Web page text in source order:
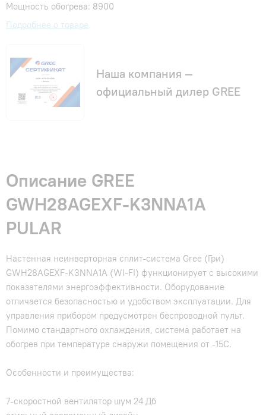
Мощность обогрева: 8900
Подробнее о товаре
Наша компания —
официальный дилер GREE
Описание GREE
GWH28AGEXF-K3NNA1A
PULAR
Настенная неинверторная сплит-система Gree (Гри)
GWH28AGEXF-K3NNA1A (WI-FI) функционирует с высокими
показателями энергоэффективности. Оборудование
отличается безопасностью и удобством эксплуатации. Для
управления прибором предусмотрен беспроводной пульт.
Помимо стандартного охлаждения, система работает на
обогрев при температуре снаружи помещения от -15С.
Особенности и преимущества:
7-скоростной вентилятор шум 24 Дб